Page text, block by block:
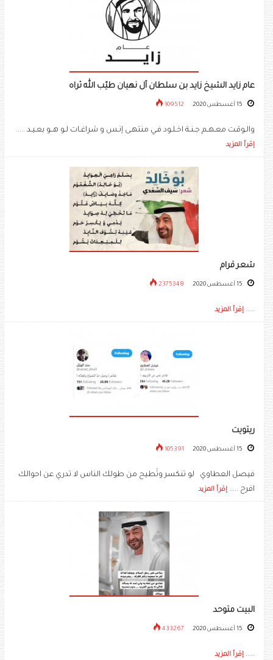
عام زايد الشيخ زايد بن سلطان آل نهيان طيّب الله ثراه
109512
والـوقـت معـهـم جـنـة اخـلـود فـي منتهـى إنـس و شراغـات لـو هــو بعـيـد .....
إقرأ المزيد
شعر قرام
2375348
..... إقرأ المزيد
ريتويت
105391
فيصل العطاوي لو تنكسر وتْطيح من طولك الناس لا تدري عن احوالك
افرح ..... إقرأ المزيد
البيت متوحد
433267
..... إقرأ المزيد